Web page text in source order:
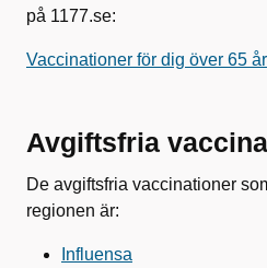
på 1177.se:
Vaccinationer för dig över 65 år
Avgiftsfria
De avgiftsfria vaccinationer
regionen är:
Influensa